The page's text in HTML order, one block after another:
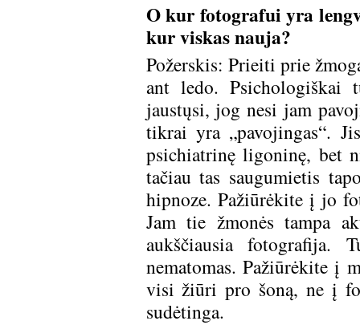
O kur fotografui yra
kur viskas nauja?
Požerskis: Prieiti prie
ant ledo.
jaustųsi, jog nesi jam
tikrai yra „pavojingas“.
psichiatrinę ligoninę, bet
tačiau tas saugumietis
hipnoze. Pažiūrėkite į jo
Jam tie žmonės tampa
aukščiausia
nematomas. Pažiūrėkite į
visi žiūri pro šoną, ne į
sudėtinga.